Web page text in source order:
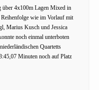
über 4x100m Lagen Mixed in
Reihenfolge wie im Vorlauf mit
Marius Kusch und Jessica
noch einmal unterboten
Quartetts
Minuten noch auf Platz